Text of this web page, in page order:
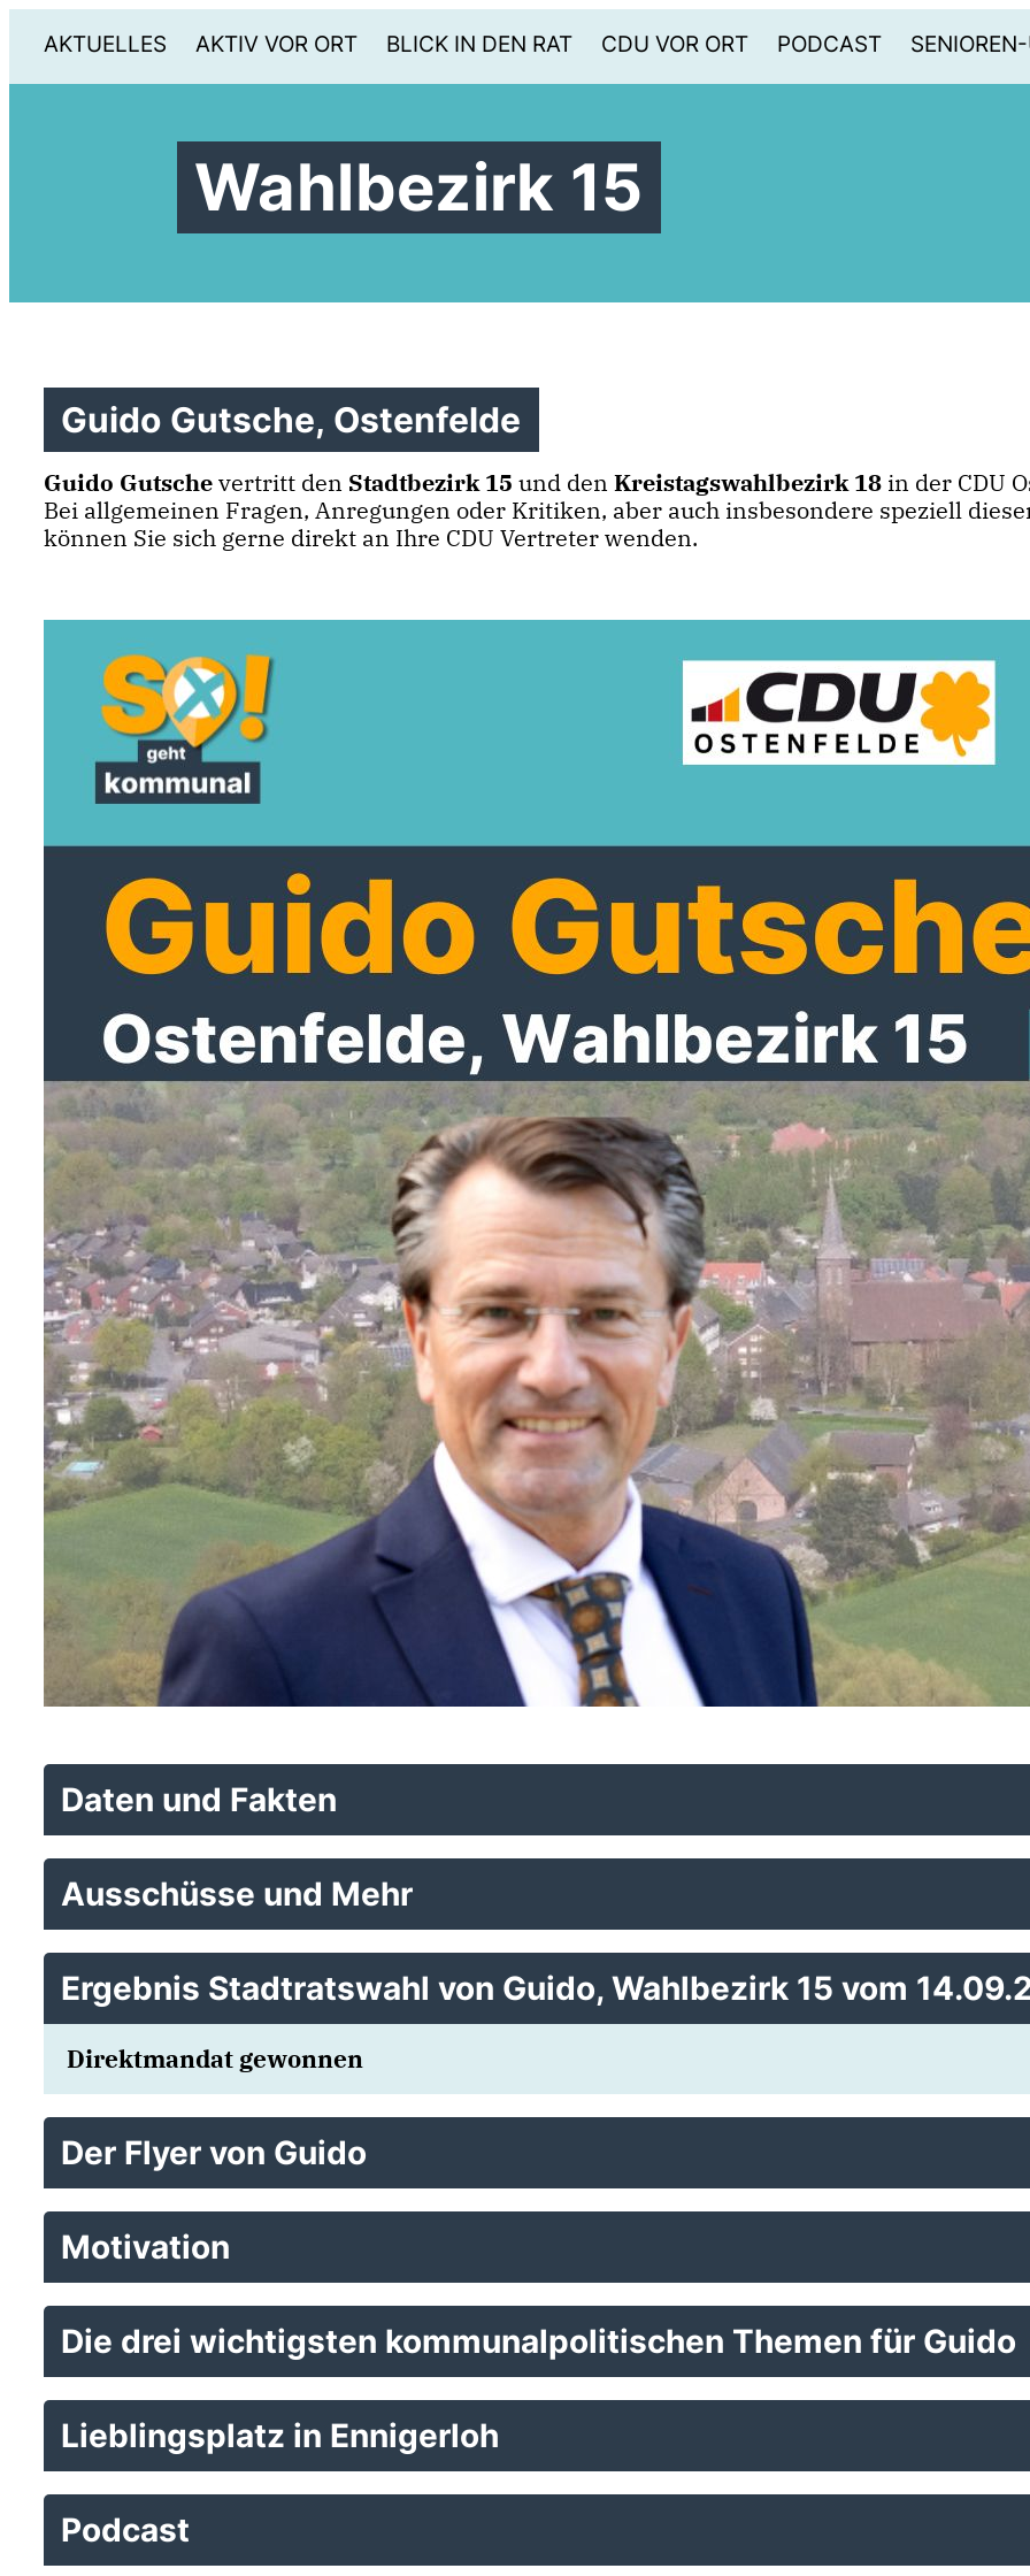
AKTUELLES AKTIV VOR ORT BLICK IN DEN RAT CDU VOR ORT PODCAST
Wahlbezirk 15
Guido Gutsche, Ostenfelde
Guido Gutschevertritt den Stadtbezirk 15 und den Kreistagswahlbezirk 18 in der CDU
Bei allgemeinen Fragen, Anregungen oder Kritiken, aber auch insbesondere speziell
können Sie sich gerne direkt an Ihre CDU Vertreter wenden.
Daten und Fakten
Ausschüsse und Mehr
Ergebnis Stadtratswahl von Guido, Wahlbezirk 15 vom
Direktmandat gewonnen
Der Flyer von Guido
Motivation
Die drei wichtigsten kommunalpolitischen Themen für Guido
Lieblingsplatz in Ennigerloh
Podcast